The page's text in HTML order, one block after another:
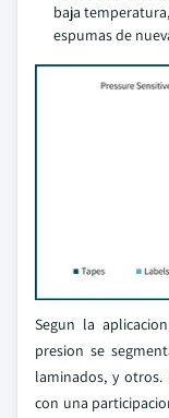
baja
espumas de
Segun la
presion se
laminados, y
con una